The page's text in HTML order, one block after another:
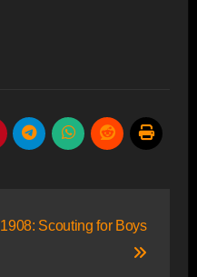
1908: Scouting for Boys